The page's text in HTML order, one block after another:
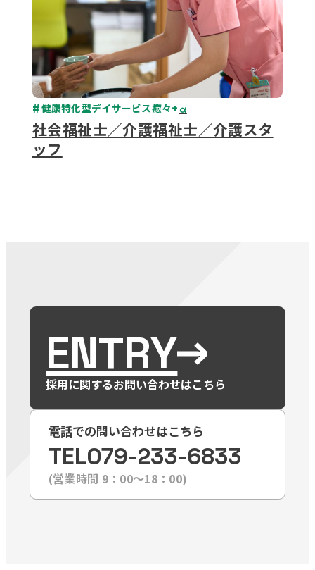
健康特化型デイサービス癒々+α
社会福祉士／介護福祉士／介護スタ
ッフ
ENTRY
採用に関するお問い合わせはこちら
電話での問い合わせはこちら
TEL079-233-6833
(営業時間 9：00〜18：00)